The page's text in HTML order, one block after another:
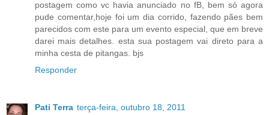
postagem como vc havia anunciado no fB, bem só agora
pude comentar,hoje foi um dia corrido, fazendo pães bem
parecidos com este para um evento especial, que em breve
darei mais detalhes. esta sua postagem vai direto para a
minha cesta de pitangas. bjs
Responder
Pati Terra terça-feira, outubro 18, 2011